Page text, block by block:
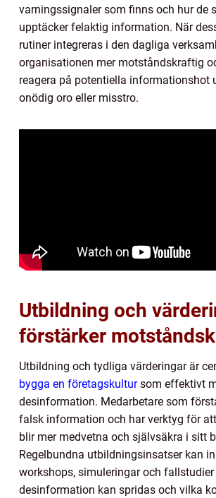
varningssignaler som finns och hur de
upptäcker felaktig information. När
rutiner integreras i den dagliga
organisationen mer motståndskraftig
reagera på potentiella informationshot
onödig oro eller misstro.
Utbildning och
förstärker
Utbildning och tydliga värderingar är
bygga en företagskultursom effektivt
desinformation. Medarbetare som
falsk information och har verktyg för
blir mer medvetna och självsäkra i sitt
Regelbundna utbildningsinsatser kan
workshops, simuleringar och
desinformation kan spridas och vilka